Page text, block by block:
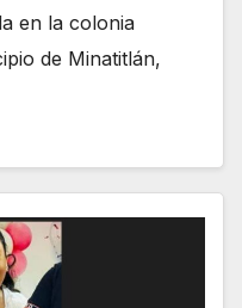
en la colonia
de Minatitlán,